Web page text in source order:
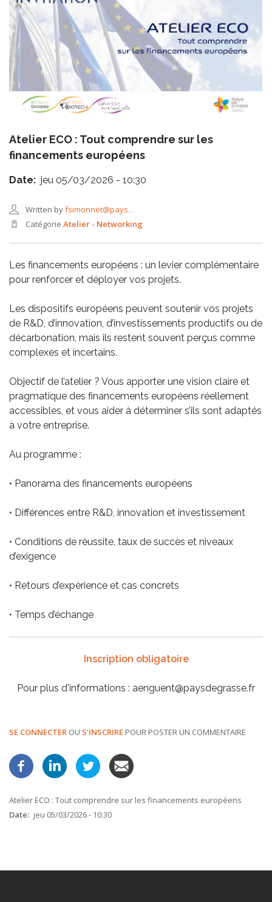
Atelier ECO : Tout comprendre sur les
financements européens
Date jeu 05/03/2026 - 10:30
Written byfsimonnet@pays…
Catégorie Atelier - Networking
Les financements européens : un levier complémentaire
pour renforcer et déployer vos projets.
Les dispositifs européens peuvent soutenir vos projets
de R&D, d’innovation, d’investissements productifs ou de
décarbonation, mais ils restent souvent perçus comme
complexes et incertains.
Objectif de l’atelier ? Vous apporter une vision claire et
pragmatique des financements européens réellement
accessibles, et vous aider à déterminer s’ils sont adaptés
à votre entreprise.
Au programme :
• Panorama des financements européens
• Différences entre R&D, innovation et investissement
• Conditions de réussite, taux de succès et niveaux
d’exigence
• Retours d’expérience et cas concrets
• Temps d’échange
Inscription obligatoire
Pour plus d'informations : aenguent@paysdegrasse.fr
SE CONNECTER OU S'INSCRIRE POUR POSTER UN COMMENTAIRE
Atelier ECO : Tout comprendre sur les financements européens
Date
jeu 05/03/2026 - 10:30